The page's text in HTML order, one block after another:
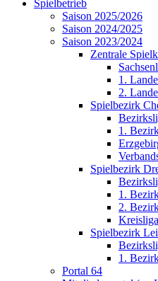
Spielbetrieb
Saison 2025/2026
Saison 2024/2025
Saison 2023/2024
Zentrale
1.
2.
Spielbezirk
1.
Spielbezirk
1.
2.
Spielbezirk
1.
Portal 64